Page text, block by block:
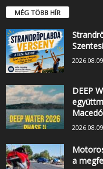
MÉG TÖBB HÍR
2026.08.09.
DEEP
2026.08.09.
a